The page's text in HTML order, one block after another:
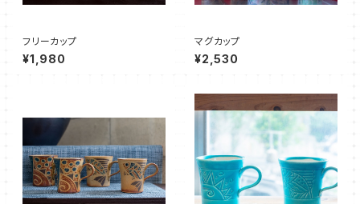
フリーカップ
¥1,980
マグカップ
¥2,530